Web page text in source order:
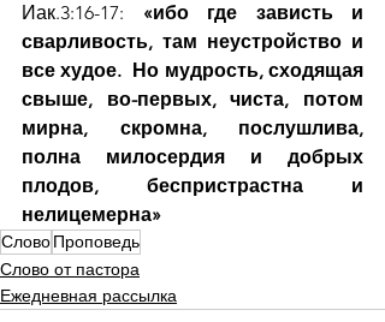
Иак.3:16-17: «ибо где зависть и
сварливость, там неустройство и
все худое.  Но мудрость, сходящая
свыше, во-первых, чиста, потом
мирна, скромна, послушлива,
полна милосердия и добрых
плодов, беспристрастна и
нелицемерна»
СловоПроповедь
Слово от пастора
Ежедневная рассылка